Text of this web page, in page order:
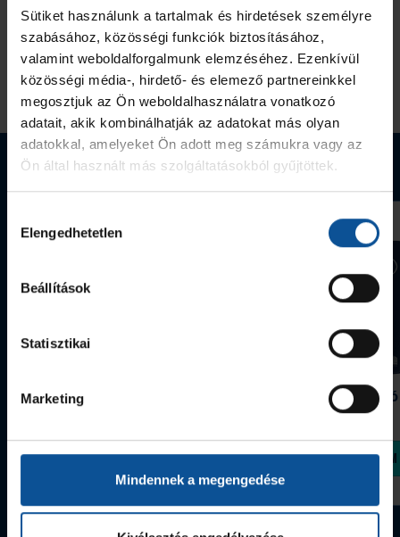
Sütiket használunk a tartalmak és hirdetések személyre
szabásához, közösségi funkciók biztosításához,
valamint weboldalforgalmunk elemzéséhez. Ezenkívül
közösségi média-, hirdető- és elemező partnereinkkel
megosztjuk az Ön weboldalhasználatra vonatkozó
adatait, akik kombinálhatják az adatokat más olyan
adatokkal, amelyeket Ön adott meg számukra vagy az
Ön által használt más szolgáltatásokból gyűjtöttek.
kiválasztása
Elengedhetetlen
Beállítások
Statisztikai
Marketing
Mindennek a megengedése
Webshop termékek
Grafitceruza 25/26
Megvásárolom
Szeged
Megvásárolom